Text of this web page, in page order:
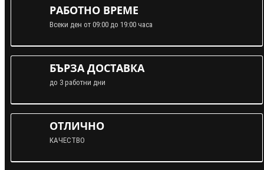
РАБОТНО ВРЕМЕ
Всеки ден от 09:00 до 19:00 часа
БЪРЗА ДОСТАВКА
до 3 работни дни
ОТЛИЧНО
КАЧЕСТВО